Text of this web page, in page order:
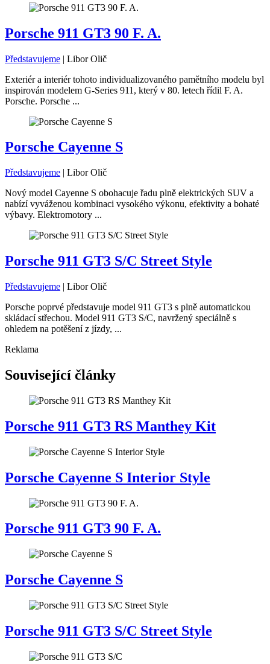
Porsche 911 GT3 90 F. A.
Představujeme | Libor Olič
Exteriér a interiér tohoto individualizovaného pamětního modelu byl
inspirován modelem G-Series 911, který v 80. letech řídil F. A.
Porsche. Porsche ...
Porsche Cayenne S
Představujeme | Libor Olič
Nový model Cayenne S obohacuje řadu plně elektrických SUV a
nabízí vyváženou kombinaci vysokého výkonu, efektivity a bohaté
výbavy. Elektromotory ...
Porsche 911 GT3 S/C Street Style
Představujeme | Libor Olič
Porsche poprvé představuje model 911 GT3 s plně automatickou
skládací střechou. Model 911 GT3 S/C, navržený speciálně s
ohledem na potěšení z jízdy, ...
Reklama
Související články
Porsche 911 GT3 RS Manthey Kit
Porsche Cayenne S Interior Style
Porsche 911 GT3 90 F. A.
Porsche Cayenne S
Porsche 911 GT3 S/C Street Style